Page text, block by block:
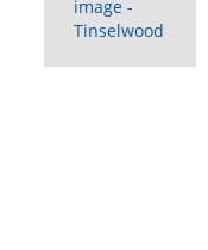
image -
Tinselwood